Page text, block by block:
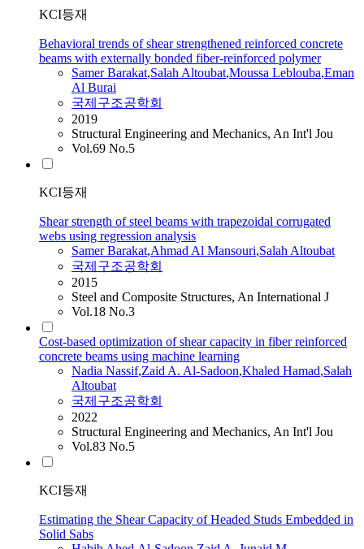
KCI등재
Behavioral trends of shear strengthened reinforced concrete
beams with externally bonded fiber-reinforced polymer
Samer Barakat,SalahAltoubat,Moussa Leblouba,Eman
Al Burai
국제구조공학회
2019
Structural Engineering and Mechanics, An Int'l Jou
Vol.69 No.5
KCI등재
Shear strength of steel beams with trapezoidal corrugated
webs using regression analysis
Samer Barakat,Ahmad Al Mansouri,SalahAltoubat
국제구조공학회
2015
Steel and Composite Structures, An International J
Vol.18 No.3
Cost-based optimization of shear capacity in fiber reinforced
concrete beams using machine learning
Nadia Nassif,Zaid A. Al-Sadoon,Khaled Hamad,Salah
Altoubat
국제구조공학회
2022
Structural Engineering and Mechanics, An Int'l Jou
Vol.83 No.5
KCI등재
Estimating the Shear Capacity of Headed Studs Embedded in
Solid Sabs